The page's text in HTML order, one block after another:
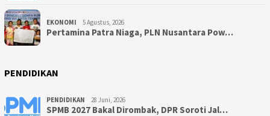
EKONOMI 5 Agustus, 2026
Pertamina Patra Niaga, PLN Nusantara Pow…
PENDIDIKAN
PENDIDIKAN 28 Juni, 2026
SPMB 2027 Bakal Dirombak, DPR Soroti Jal…